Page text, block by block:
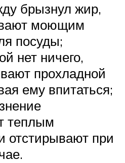
брызнул жир,
моющим
посуды;
нет ничего,
прохладной
ему впитаться;
теплым
отстирывают при